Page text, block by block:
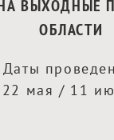
ВЫХОДНЫЕ
ОБЛАСТИ
Даты
мая / 11